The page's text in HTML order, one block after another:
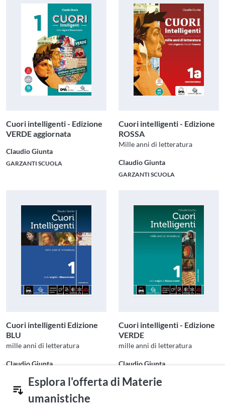
Esplora l'offerta di Materie
umanistiche
Cuori intelligenti - Edizione
VERDE aggiornata
Claudio Giunta
GARZANTI SCUOLA
Cuori intelligenti - Edizione
ROSSA
Mille anni di letteratura
Claudio Giunta
GARZANTI SCUOLA
Cuori intelligenti Edizione
BLU
mille anni di letteratura
Claudio Giunta
GARZANTI SCUOLA
Cuori intelligenti - Edizione
VERDE
mille anni di letteratura
Claudio Giunta
GARZANTI SCUOLA